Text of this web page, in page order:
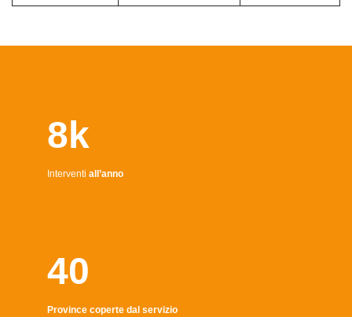
8k
Interventi all’anno
40
Province coperte dal servizio